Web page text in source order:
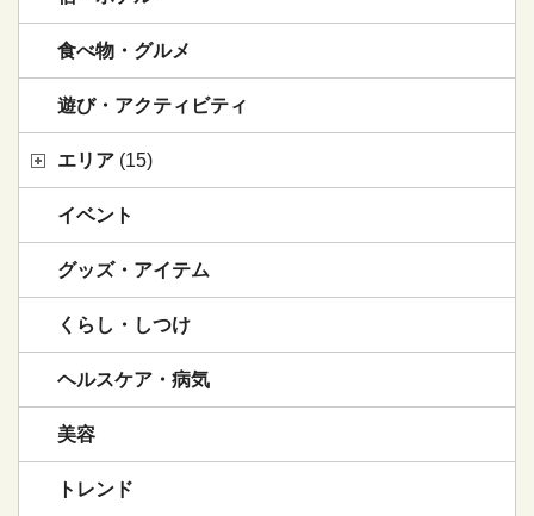
食べ物・グルメ
遊び・アクティビティ
エリア (15)
イベント
グッズ・アイテム
くらし・しつけ
ヘルスケア・病気
美容
トレンド